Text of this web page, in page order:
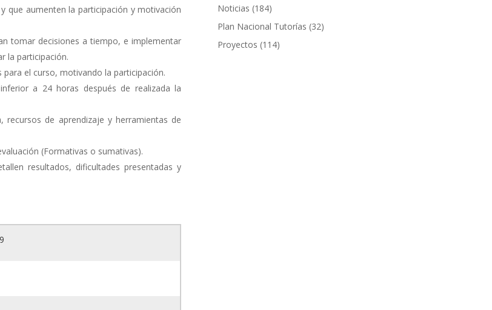
que aumenten la participación y motivación
tomar decisiones a tiempo, e implementar
la participación.
el curso, motivando la participación.
a 24 horas después de realizada la
de aprendizaje y herramientas de
(Formativas o sumativas).
resultados, dificultades presentadas y
Noticias (184)
Plan Nacional Tutorías (32)
Proyectos (114)